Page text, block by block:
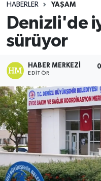
HABERLER YAŞAM
Denizli'de
sürüyor
HABER MERKEZI
EDITÖR
YAŞAM
Son Dakika
Haber Arşivi